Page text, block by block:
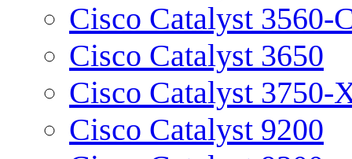
Cisco Catalyst 3560-
Cisco Catalyst 3650
Cisco Catalyst 3750-
Cisco Catalyst 9200